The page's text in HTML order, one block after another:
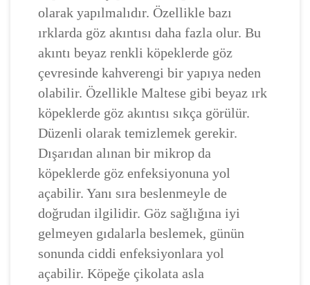
olarak yapılmalıdır. Özellikle bazı
ırklarda göz akıntısı daha fazla olur. Bu
akıntı beyaz renkli köpeklerde göz
çevresinde kahverengi bir yapıya neden
olabilir. Özellikle Maltese gibi beyaz ırk
köpeklerde göz akıntısı sıkça görülür.
Düzenli olarak temizlemek gerekir.
Dışarıdan alınan bir mikrop da
köpeklerde göz enfeksiyonuna yol
açabilir. Yanı sıra beslenmeyle de
doğrudan ilgilidir. Göz sağlığına iyi
gelmeyen gıdalarla beslemek, günün
sonunda ciddi enfeksiyonlara yol
açabilir. Köpeğe çikolata asla